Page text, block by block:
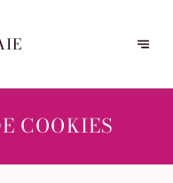
COOKIES